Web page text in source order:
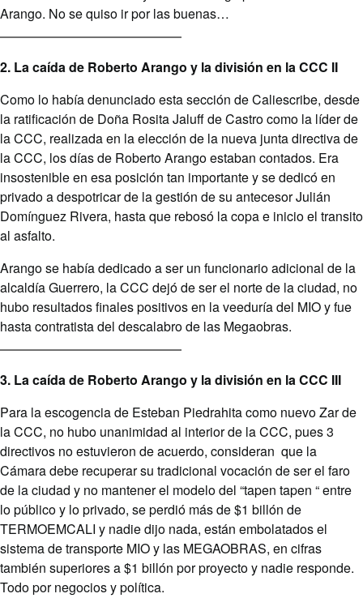
Arango. No se quiso ir por las buenas…
2. La caída de Roberto Arango y la división en la CCC II
Como lo había denunciado esta sección de Caliescribe, desde
la ratificación de Doña Rosita Jaluff de Castro como la líder de
la CCC, realizada en la elección de la nueva junta directiva de
la CCC, los días de Roberto Arango estaban contados. Era
insostenible en esa posición tan importante y se dedicó en
privado a despotricar de la gestión de su antecesor Julián
Domínguez Rivera, hasta que rebosó la copa e inicio el transito
al asfalto.
Arango se había dedicado a ser un funcionario adicional de la
alcaldía Guerrero, la CCC dejó de ser el norte de la ciudad, no
hubo resultados finales positivos en la veeduría del MIO y fue
hasta contratista del descalabro de las Megaobras.
3. La caída de Roberto Arango y la división en la CCC III
Para la escogencia de Esteban Piedrahita como nuevo Zar de
la CCC, no hubo unanimidad al interior de la CCC, pues 3
directivos no estuvieron de acuerdo, consideran que la
Cámara debe recuperar su tradicional vocación de ser el faro
de la ciudad y no mantener el modelo del “tapen tapen “ entre
lo público y lo privado, se perdió más de $1 billón de
TERMOEMCALI y nadie dijo nada, están embolatados el
sistema de transporte MIO y las MEGAOBRAS, en cifras
también superiores a $1 billón por proyecto y nadie responde.
Todo por negocios y política.